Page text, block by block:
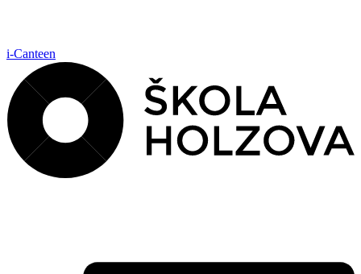
i-Canteen